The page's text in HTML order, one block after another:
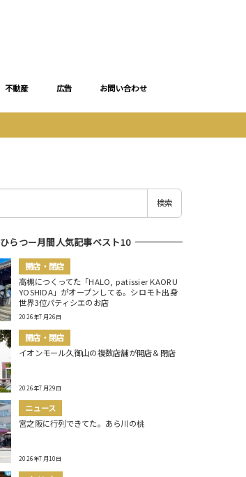
不動産 広告 お問い合わせ
検索
ひらつー月間人気記事ベスト10
開店・閉店
高槻につくってた「HALO, patissier KAORU
YOSHIDA」がオープンしてる。シロモト出身
世界3位パティシエのお店
2026年7月26日
開店・閉店
イオンモール久御山の複数店舗が開店＆閉店
2026年7月29日
ニュース
宮之阪に行列できてた。あら川の桃
2026年7月10日